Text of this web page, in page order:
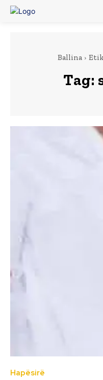
Ballina
Tag:
Hapësirë